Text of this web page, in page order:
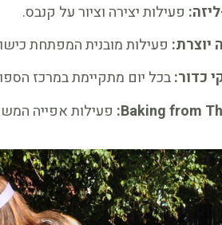
פעילות יצירה וציור על קנבס.
יוצרת: פעילות מובנית המפתחת
כדור:בכל יום מתקיימת במרכז
פעילות אפייה